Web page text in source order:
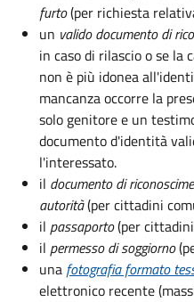
furto(per richiesta
un valido documento di
in caso di rilascio o se
non è più idonea
mancanza occorre la
solo genitore e un
documento d'identità
l'interessato.
il documento di
autorità(per cittadini
il passaporto(per
il permesso di soggiorno
una fotografia formato
elettronico recente